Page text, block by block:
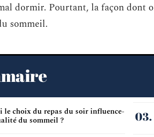
dormir. Pourtant, la façon dont
sommeil.
le choix du repas du soir influence-
du sommeil ?